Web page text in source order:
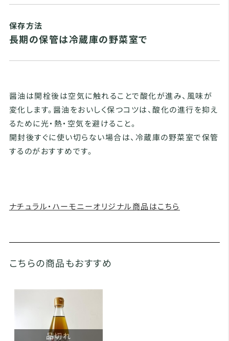
保存方法
長期の保管は冷蔵庫の野菜室で
醤油は開栓後は空気に触れることで酸化が進み、風味が
変化します。醤油をおいしく保つコツは、酸化の進行を抑え
るために光・熱・空気を避けること。
開封後すぐに使い切らない場合は、冷蔵庫の野菜室で保管
するのがおすすめです。
ナチュラル・ハーモニーオリジナル商品はこちら
こちらの商品もおすすめ
品切れ